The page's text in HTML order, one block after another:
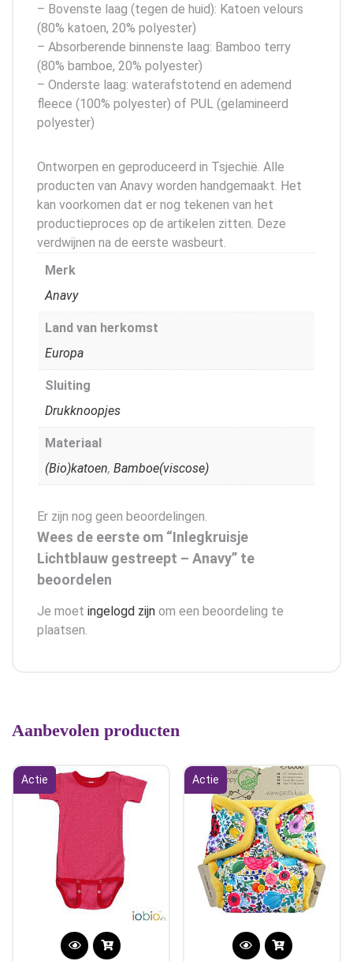
– Bovenste laag (tegen de huid): Katoen velours
(80% katoen, 20% polyester)
– Absorberende binnenste laag: Bamboo terry
(80% bamboe, 20% polyester)
– Onderste laag: waterafstotend en ademend
fleece (100% polyester) of PUL (gelamineerd
polyester)
Ontworpen en geproduceerd in Tsjechië. Alle
producten van Anavy worden handgemaakt. Het
kan voorkomen dat er nog tekenen van het
productieproces op de artikelen zitten. Deze
verdwijnen na de eerste wasbeurt.
Merk
Anavy
Land van herkomst
Europa
Sluiting
Drukknoopjes
Materiaal
(Bio)katoen, Bamboe(viscose)
Er zijn nog geen beoordelingen.
Wees de eerste om “Inlegkruisje
Lichtblauw gestreept – Anavy” te
beoordelen
Je moet ingelogd zijn om een beoordeling te
plaatsen.
Aanbevolen producten
Actie
Dit
Actie
Dit